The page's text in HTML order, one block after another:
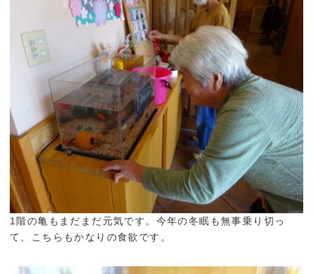
1階の亀もまだまだ元気です。今年の冬眠も無事乗り切っ
て、こちらもかなりの食欲です。